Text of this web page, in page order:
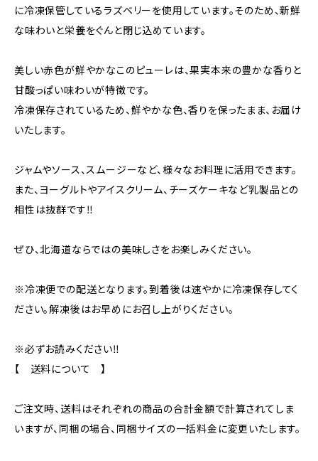
に冷凍保管しているラズベリーを使用しています。そのため、新鮮
な味わいと栄養をぐんと閉じ込めています。
美しい赤色が鮮やかなこのピューレは、果実本来の豊かな香りと
甘酸っぱい味わいが特徴です。
冷凍保存されているため、鮮やかな色、香りを保ったまま、お届け
いたします。
ジャムやソース、スムージーなど、様々なお料理に活用できます。
また、ヨーグルトやアイスクリーム、チーズケーキなど乳製品との
相性は抜群です‼
ぜひ、北海道ならではの美味しさをお楽しみください。
※冷凍便での配送となります。到着後は速やかに冷凍保存してく
ださい。解凍後はお早めにお召し上がりください。
※必ずお読みください‼
【 送料について 】
ご注文時、送料はそれぞれの商品の合計金額で計算されてしま
いますが、同梱の場合、同梱サイズの一括料金に変更いたします。